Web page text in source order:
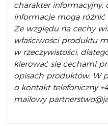
charakter informacyjny,
informacje mogą
Ze względu na cechy
właściwości produktu
w rzeczywistości,
kierować się cechami
opisach produktów. W
o kontakt telefoniczny
mailowy